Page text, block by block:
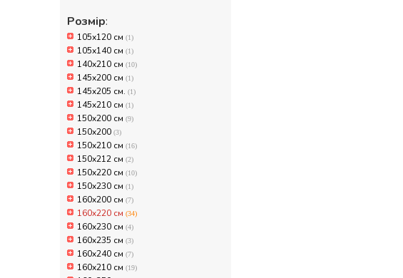
Розмір:
105х120 см (1)
105х140 см (1)
140х210 см (10)
145x200 см (1)
145x205 см. (1)
145x210 см (1)
150x200 см (9)
150х200 (3)
150х210 см (16)
150х212 см (2)
150х220 см (10)
150х230 см (1)
160x200 см (7)
160x220 см (34)
160x230 см (4)
160x235 см (3)
160x240 см (7)
160х210 см (19)